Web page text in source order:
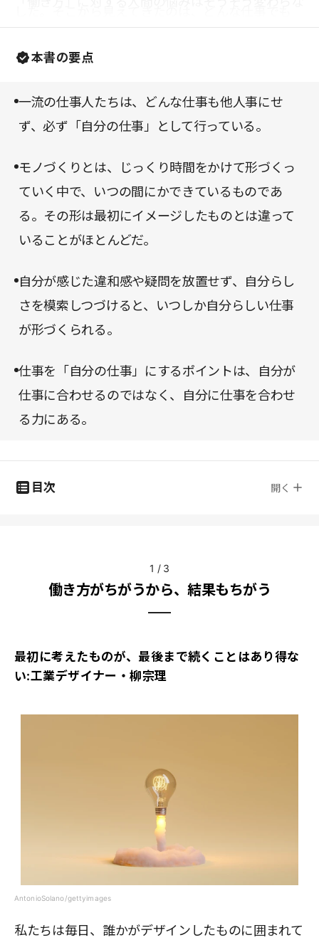
き方」である。
いのかもしれない。
本書の要点
一流の仕事人たちは、どんな仕事も他人事にせ
ず、必ず「自分の仕事」として行っている。
モノづくりとは、じっくり時間をかけて形づくっ
ていく中で、いつの間にかできているものであ
る。その形は最初にイメージしたものとは違って
いることがほとんどだ。
自分が感じた違和感や疑問を放置せず、自分らし
さを模索しつづけると、いつしか自分らしい仕事
が形づくられる。
仕事を「自分の仕事」にするポイントは、自分が
仕事に合わせるのではなく、自分に仕事を合わせ
る力にある。
目次 開く
1 / 3
働き方がちがうから、結果もちがう
最初に考えたものが、最後まで続くことはあり得な
い:工業デザイナー・柳宗理
AntonioSolano/gettyimages
私たちは毎日、誰かがデザインしたものに囲まれて